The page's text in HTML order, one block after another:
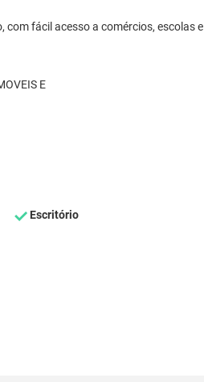
com fácil acesso a comércios, escolas e
E
Escritório